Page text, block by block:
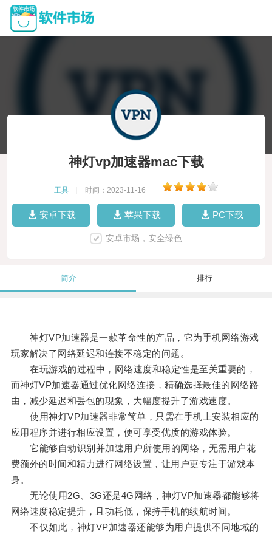
神灯vp加速器mac下载
工具 时间：2023-11-16
安卓下载 苹果下载 PC下载
安卓市场，安全绿色
简介 排行
神灯VP加速器是一款革命性的产品，它为手机网络游戏
玩家解决了网络延迟和连接不稳定的问题。
在玩游戏的过程中，网络速度和稳定性是至关重要的，
而神灯VP加速器通过优化网络连接，精确选择最佳的网络路
由，减少延迟和丢包的现象，大幅度提升了游戏速度。
使用神灯VP加速器非常简单，只需在手机上安装相应的
应用程序并进行相应设置，便可享受优质的游戏体验。
它能够自动识别并加速用户所使用的网络，无需用户花
费额外的时间和精力进行网络设置，让用户更专注于游戏本
身。
无论使用2G、3G还是4G网络，神灯VP加速器都能够将
网络速度稳定提升，且功耗低，保持手机的续航时间。
不仅如此，神灯VP加速器还能够为用户提供不同地域的